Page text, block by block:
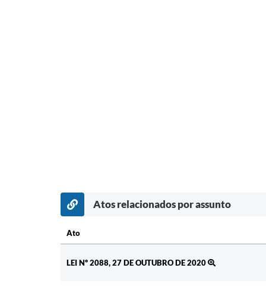
Atos relacionados por assunto
Ato
LEI Nº 2088, 27 DE OUTUBRO DE 2020